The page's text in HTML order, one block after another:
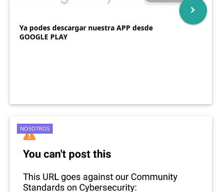
Ya podes descargar nuestra APP desde
GOOGLE PLAY
NOSOTROS